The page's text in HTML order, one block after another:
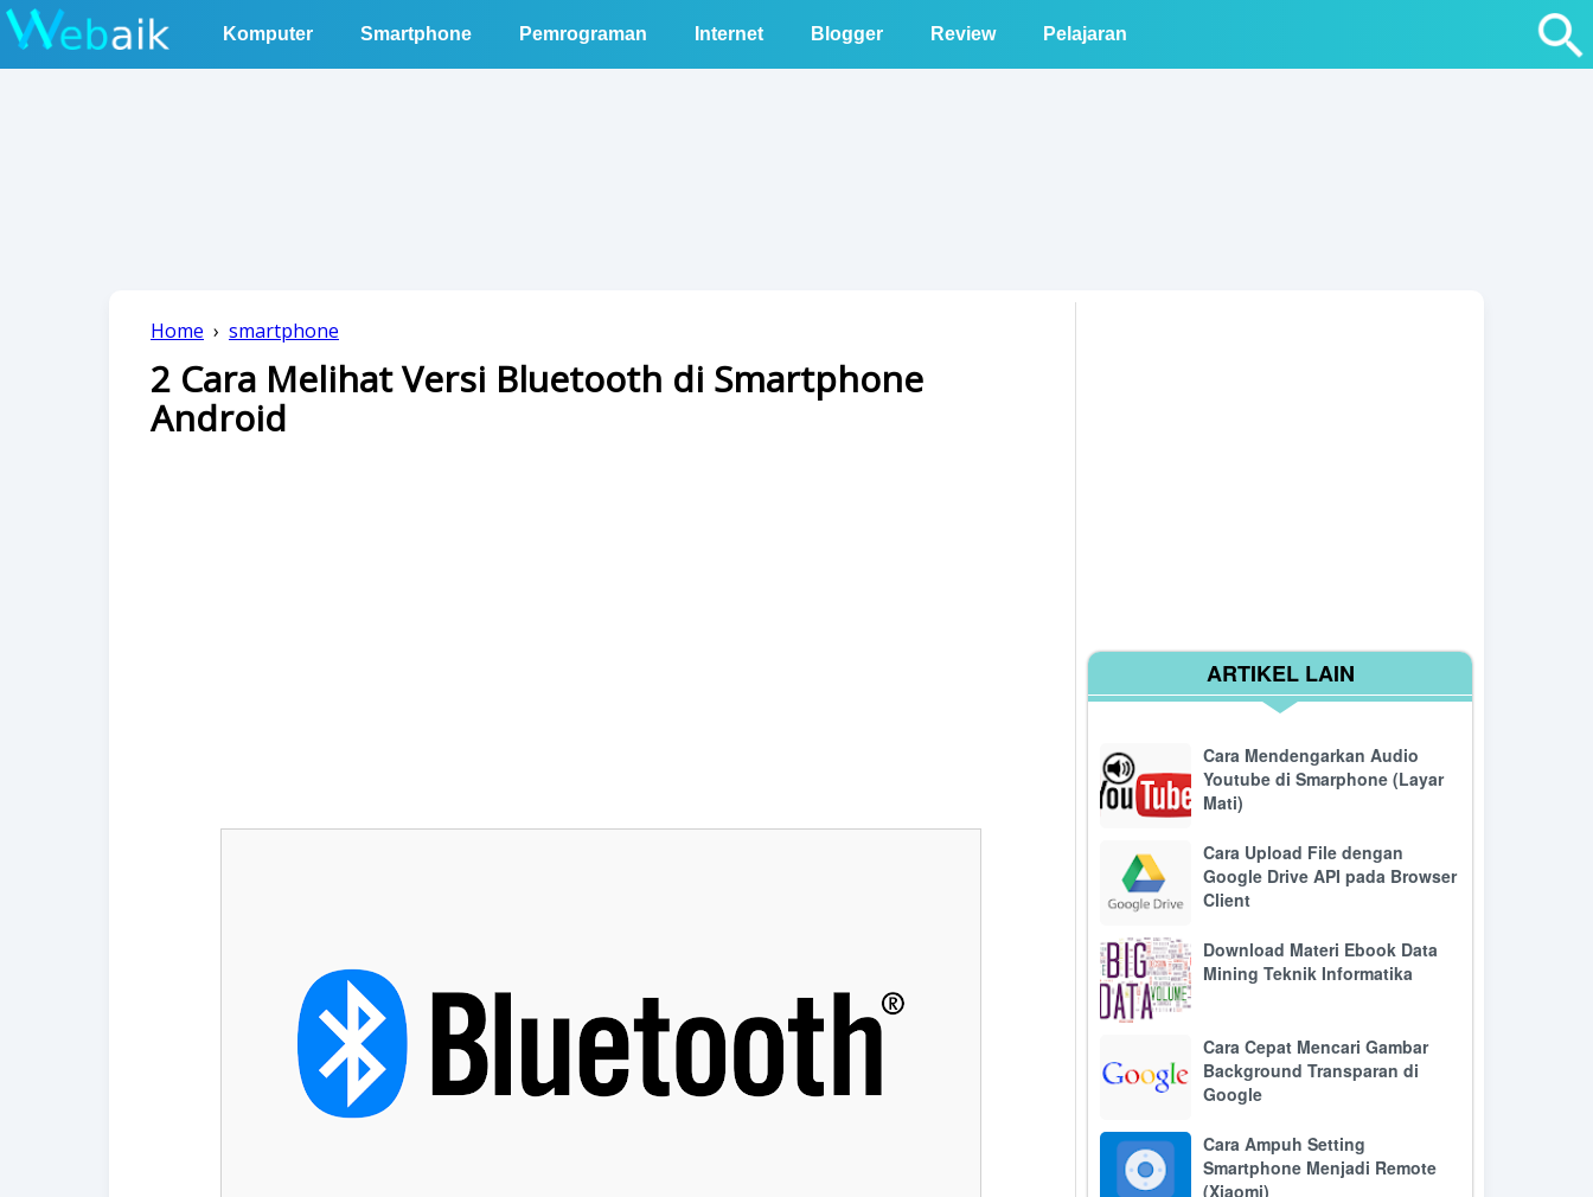
Komputer Smartphone Pemrograman Internet Blogger Review Pelajaran
Home › smartphone
2 Cara Melihat Versi Bluetooth di Smartphone
Android
ARTIKEL LAIN
Cara Mendengarkan Audio
Youtube di Smarphone (Layar
Mati)
Cara Upload File dengan
Google Drive API pada Browser
Client
Download Materi Ebook Data
Mining Teknik Informatika
Cara Cepat Mencari Gambar
Background Transparan di
Google
Cara Ampuh Setting
Smartphone Menjadi Remote
(Xiaomi)